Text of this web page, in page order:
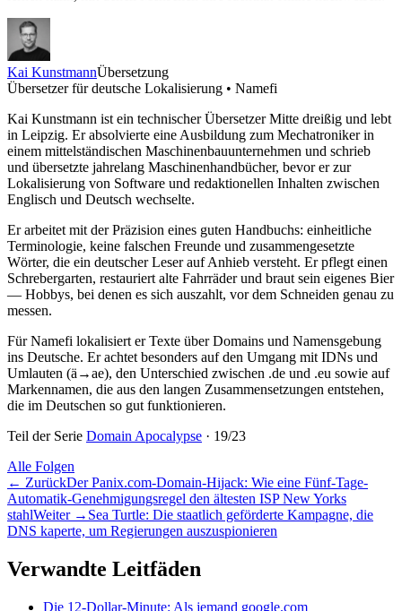
Kai KunstmannÜbersetzung
Übersetzer für deutsche Lokalisierung • Namefi
Kai Kunstmann ist ein technischer Übersetzer Mitte dreißig und lebt
in Leipzig. Er absolvierte eine Ausbildung zum Mechatroniker in
einem mittelständischen Maschinenbauunternehmen und schrieb
und übersetzte jahrelang Maschinenhandbücher, bevor er zur
Lokalisierung von Software und redaktionellen Inhalten zwischen
Englisch und Deutsch wechselte.
Er arbeitet mit der Präzision eines guten Handbuchs: einheitliche
Terminologie, keine falschen Freunde und zusammengesetzte
Wörter, die ein deutscher Leser auf Anhieb versteht. Er pflegt einen
Schrebergarten, restauriert alte Fahrräder und braut sein eigenes Bier
— Hobbys, bei denen es sich auszahlt, vor dem Schneiden genau zu
messen.
Für Namefi lokalisiert er Texte über Domains und Namensgebung
ins Deutsche. Er achtet besonders auf den Umgang mit IDNs und
Umlauten (ä→ae), den Unterschied zwischen .de und .eu sowie auf
Markennamen, die aus den langen Zusammensetzungen entstehen,
die im Deutschen so gut funktionieren.
Teil der Serie Domain Apocalypse · 19/23
Alle Folgen
← ZurückDer Panix.com-Domain-Hijack: Wie eine Fünf-Tage-
Automatik-Genehmigungsregel den ältesten ISP New Yorks
stahlWeiter→ Sea Turtle: Die staatlich geförderte Kampagne, die
DNS kaperte, um Regierungen auszuspionieren
Verwandte Leitfäden
Die 12-Dollar-Minute: Als jemand google.com